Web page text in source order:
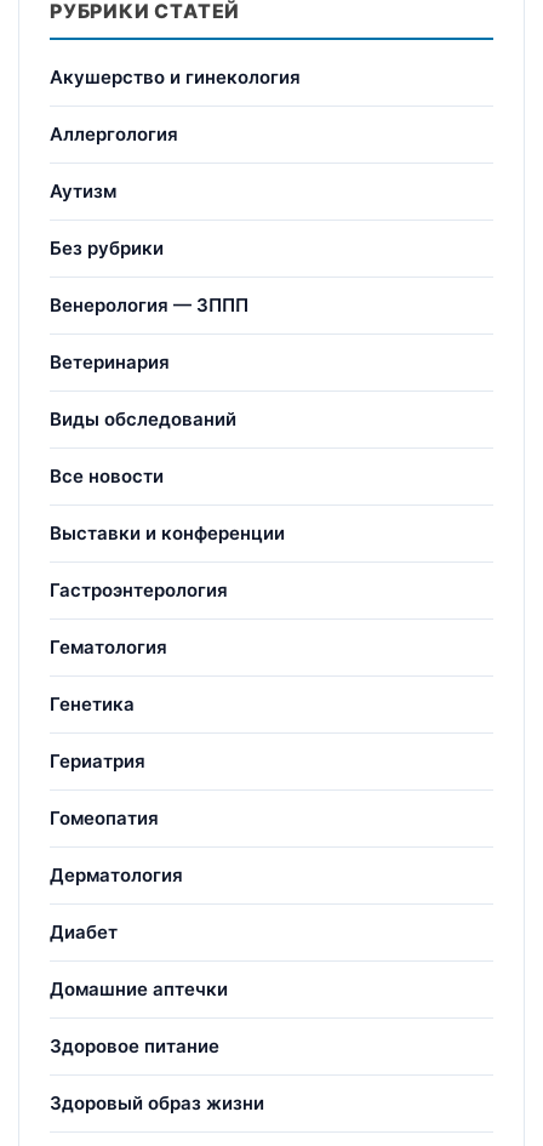
РУБРИКИ СТАТЕЙ
Акушерство и гинекология
Аллергология
Аутизм
Без рубрики
Венерология — ЗППП
Ветеринария
Виды обследований
Все новости
Выставки и конференции
Гастроэнтерология
Гематология
Генетика
Гериатрия
Гомеопатия
Дерматология
Диабет
Домашние аптечки
Здоровое питание
Здоровый образ жизни